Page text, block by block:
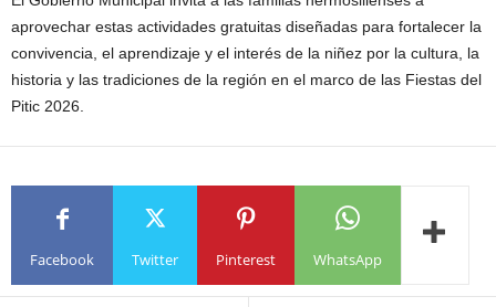
aprovechar estas actividades gratuitas diseñadas para fortalecer la
convivencia, el aprendizaje y el interés de la niñez por la cultura, la
historia y las tradiciones de la región en el marco de las Fiestas del
Pitic 2026.
Facebook Twitter Pinterest WhatsApp